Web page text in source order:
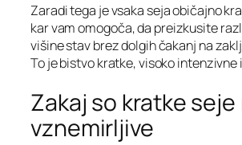
Zaradi tega je vsaka seja običajno
kar vam omogoča, da preizkusite
višine stav brez dolgih čakanj na
To je bistvo kratke, visoko intenzivne
Zakaj so kratke
vznemirljive